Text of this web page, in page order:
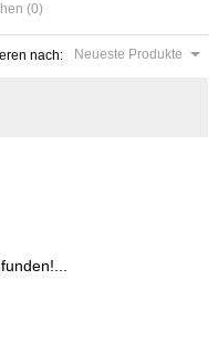
(0)
nach: Neueste Produkte